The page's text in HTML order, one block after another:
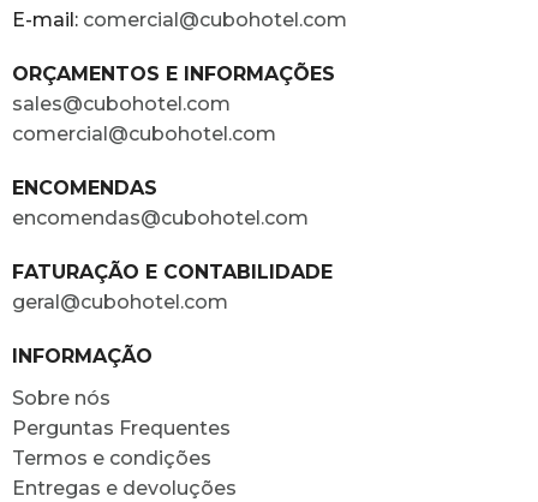
E-mail: comercial@cubohotel.com
ORÇAMENTOS E INFORMAÇÕES
sales@cubohotel.com
comercial@cubohotel.com
ENCOMENDAS
encomendas@cubohotel.com
FATURAÇÃO E CONTABILIDADE
geral@cubohotel.com
INFORMAÇÃO
Sobre nós
Perguntas Frequentes
Termos e condições
Entregas e devoluções